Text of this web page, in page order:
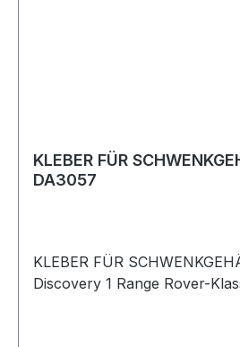
KLEBER FÜR
DA3057
KLEBER FÜR SCHWENKGEHÄUSE